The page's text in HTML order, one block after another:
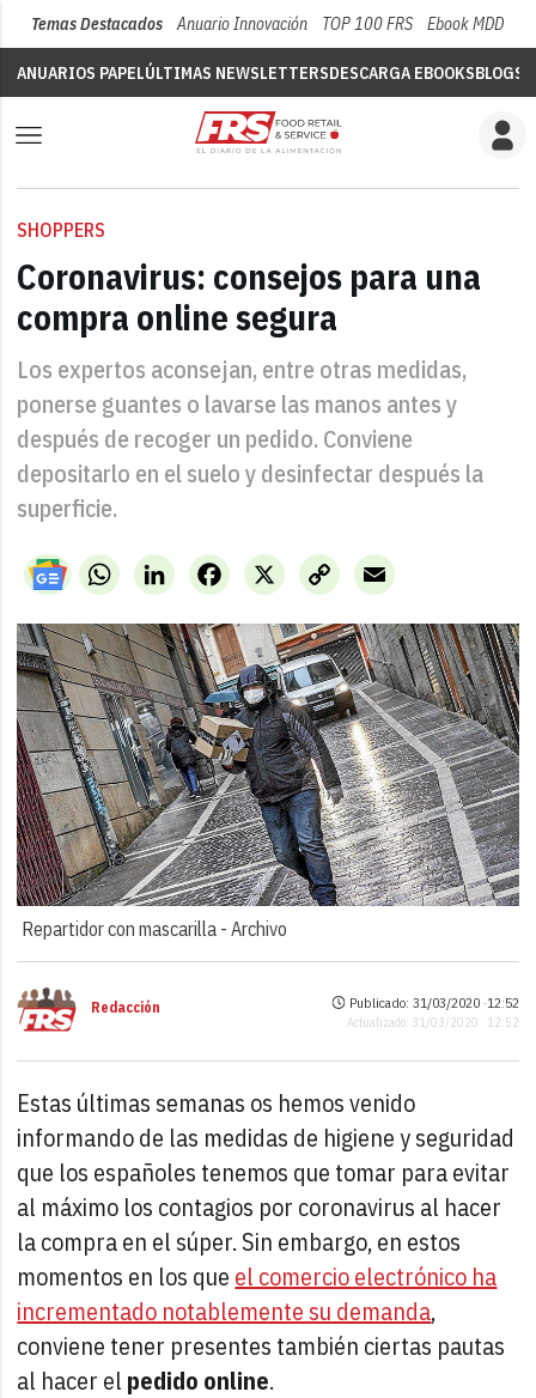
Temas Destacados Anuario Innovación TOP 100 FRS Ebook MDD
ANUARIOS PAPELÚLTIMAS NEWSLETTERSDESCARGA EBOOKSBLOGS
SHOPPERS
Coronavirus: consejos para una
compra online segura
Los expertos aconsejan, entre otras medidas,
ponerse guantes o lavarse las manos antes y
después de recoger un pedido. Conviene
depositarlo en el suelo y desinfectar después la
superficie.
WhatsAppLinkedIn X
Facebook
Copy
Link
Email
Repartidor con mascarilla -Archivo
Redacción Publicado: 31/03/2020 ·12:52
Actualizado: 31/03/2020 · 12:52
Estas últimas semanas os hemos venido
informando de las medidas de higiene y seguridad
que los españoles tenemos que tomar para evitar
al máximo los contagios por coronavirus al hacer
la compra en el súper. Sin embargo, en estos
momentos en los que el comercio electrónico ha
incrementado notablemente su demanda,
conviene tener presentes también ciertas pautas
al hacer el pedido online.